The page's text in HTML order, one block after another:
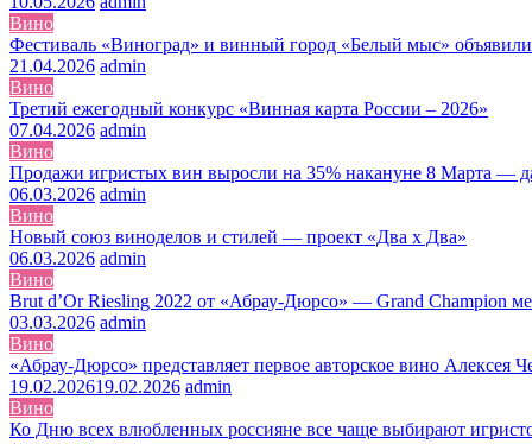
Вино
Фестиваль «Виноград» и винный город «Белый мыс» объявили
21.04.2026 admin
Вино
Третий ежегодный конкурс «Винная карта России – 2026»
07.04.2026 admin
Вино
Продажи игристых вин выросли на 35% накануне 8 Марта —
06.03.2026 admin
Вино
Новый союз виноделов и стилей — проект «Два x Два»
06.03.2026 admin
Вино
Brut d’Or Riesling 2022 от «Абрау-Дюрсо» — Grand Champion
03.03.2026 admin
Вино
«Абрау-Дюрсо» представляет первое авторское вино Алексея
19.02.202619.02.2026 admin
Вино
Ко Дню всех влюбленных россияне все чаще выбирают